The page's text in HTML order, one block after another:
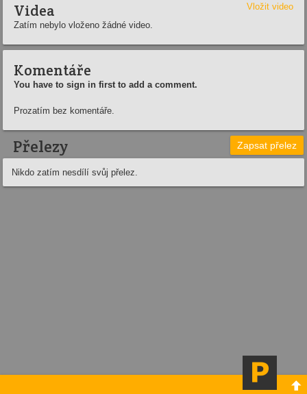
Videa
Vložit video
Zatím nebylo vloženo žádné video.
Komentáře
You have to sign in first to add a comment.
Prozatím bez komentáře.
Přelezy Zapsat přelez
Nikdo zatím nesdílí svůj přelez.
